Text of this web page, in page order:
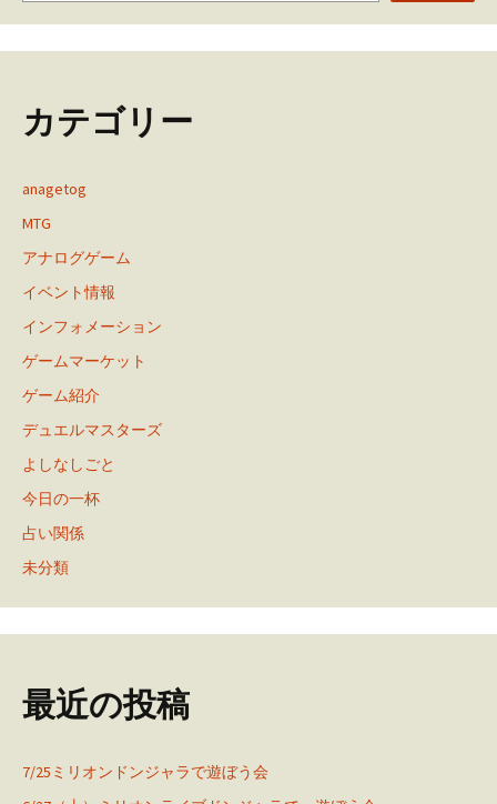
カテゴリー
anagetog
MTG
アナログゲーム
イベント情報
インフォメーション
ゲームマーケット
ゲーム紹介
デュエルマスターズ
よしなしごと
今日の一杯
占い関係
未分類
最近の投稿
7/25ミリオンドンジャラで遊ぼう会